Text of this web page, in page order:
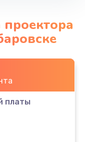
платы